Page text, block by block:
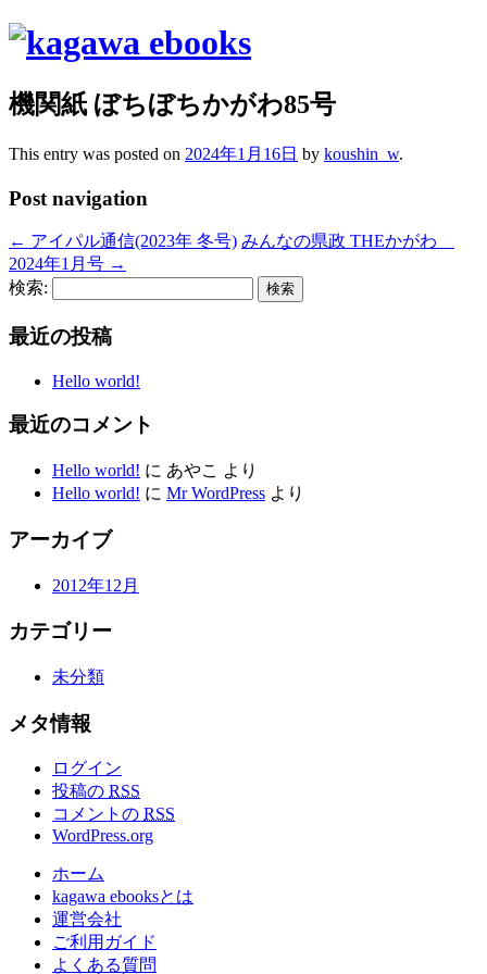
機関紙 ぼちぼちかがわ85号
This entry was posted on 2024年1月16日 by koushin_w.
Post navigation
← アイパル通信(2023年 冬号) みんなの県政 THEかがわ
2024年1月号 →
検索:
最近の投稿
Hello world!
最近のコメント
Hello world! に あやこ より
Hello world! に Mr WordPress より
アーカイブ
2012年12月
カテゴリー
未分類
メタ情報
ログイン
投稿の RSS
コメントの RSS
WordPress.org
ホーム
kagawa ebooksとは
運営会社
ご利用ガイド
よくある質問